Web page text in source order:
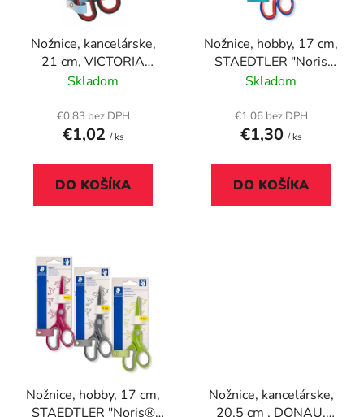
Nožnice, kancelárske,
21 cm, VICTORIA
OFFICE, čierna
Skladom
€0,83 bez DPH
€1,02 / ks
DO KOŠÍKA
Nožnice, hobby, 17 cm,
STAEDTLER "Noris
965", modrá
Skladom
€1,06 bez DPH
€1,30 / ks
DO KOŠÍKA
Nožnice, hobby, 17 cm,
STAEDTLER "Noris®
Nožnice, kancelárske,
20,5 cm , DONAU,